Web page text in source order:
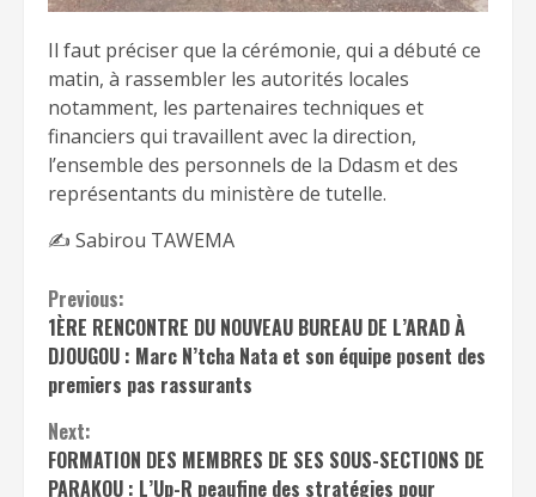
Il faut préciser que la cérémonie, qui a débuté ce
matin, à rassembler les autorités locales
notamment, les partenaires techniques et
financiers qui travaillent avec la direction,
l’ensemble des personnels de la Ddasm et des
représentants du ministère de tutelle.
✍️ Sabirou TAWEMA
Continue
Reading
Previous:
1ÈRE RENCONTRE DU NOUVEAU BUREAU DE L’ARAD À
DJOUGOU : Marc N’tcha Nata et son équipe posent des
premiers pas rassurants
Next:
FORMATION DES MEMBRES DE SES SOUS-SECTIONS DE
PARAKOU : L’Up-R peaufine des stratégies pour